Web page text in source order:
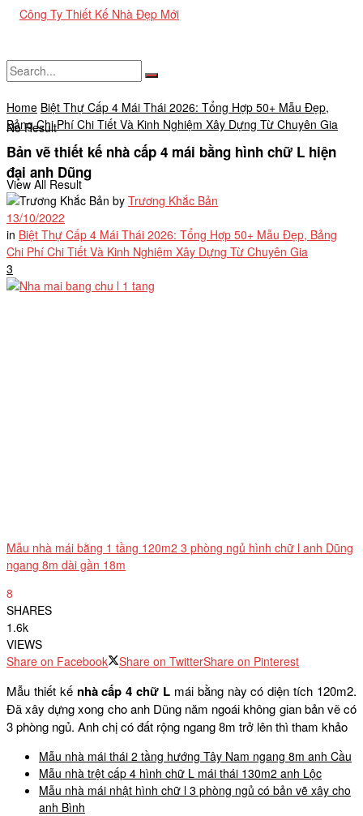
No Result
View All Result
Home Biệt Thự Cấp 4 Mái Thái 2026: Tổng Hợp 50+ Mẫu Đẹp,
Bảng Chi Phí Chi Tiết Và Kinh Nghiệm Xây Dựng Từ Chuyên Gia
Bản vẽ thiết kế nhà cấp 4 mái bằng hình chữ L hiện
đại anh Dũng
by Trương Khắc Bản
13/10/2022
in Biệt Thự Cấp 4 Mái Thái 2026: Tổng Hợp 50+ Mẫu Đẹp, Bảng
Chi Phí Chi Tiết Và Kinh Nghiệm Xây Dựng Từ Chuyên Gia
3
Mẫu nhà mái bằng 1 tầng 120m2 3 phòng ngủ hình chữ l anh Dũng
ngang 8m dài gần 18m
8
SHARES
1.6k
VIEWS
Share on Facebook
Share on TwitterShare on Pinterest
Mẫu thiết kế nhà cấp 4 chữ L mái bằng này có diện tích 120m2.
Đã xây dựng xong cho anh Dũng năm ngoái không gian bản vẽ có
3 phòng ngủ. Anh chị có đất rộng ngang 8m trở lên thì tham khảo
Mẫu nhà mái thái 2 tầng hướng Tây Nam ngang 8m anh Cầu
Mẫu nhà trệt cấp 4 hình chữ L mái thái 130m2 anh Lộc
Mẫu nhà mái nhật hình chữ l 3 phòng ngủ có bản vẽ xây cho
anh Bình